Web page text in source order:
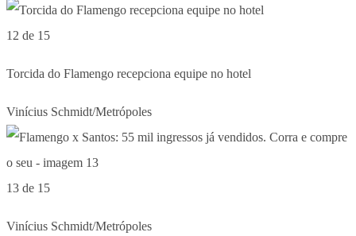
12 de 15
Torcida do Flamengo recepciona equipe no hotel
Vinícius Schmidt/Metrópoles
13 de 15
Vinícius Schmidt/Metrópoles